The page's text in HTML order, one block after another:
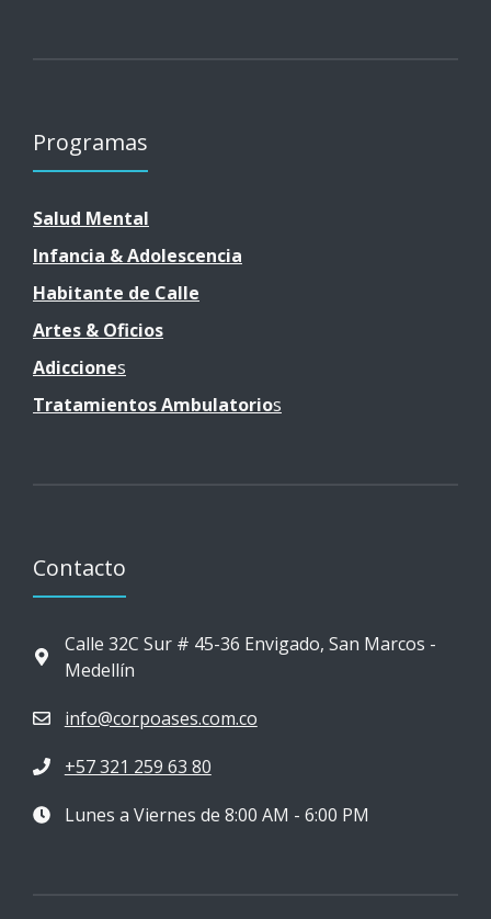
Programas
Salud Mental
Infancia & Adolescencia
Habitante de Calle
Artes & Oficios
AdiccioneS
Tratamientos AmbulatorioS
Contacto
Calle 32C Sur # 45-36 Envigado, San Marcos -
Medellín
info@corpoases.com.co
+57 321 259 63 80
Lunes a Viernes de 8:00 AM - 6:00 PM